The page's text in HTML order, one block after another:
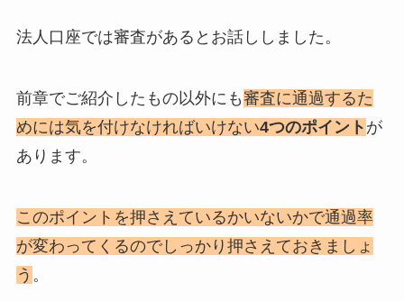
法人口座では審査があるとお話ししました。
前章でご紹介したもの以外にも 審査に通過するた
めには気を付けなければいけない4つのポイント が
あります。
このポイントを押さえているかいないかで通過率
が変わってくるのでしっかり押さえておきましょ
う 。